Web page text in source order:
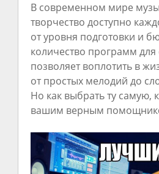
В современном мире
творчество доступно
от уровня подготовки и
количество программ
позволяет воплотить в
от простых мелодий до
Но как выбрать ту самую,
вашим верным